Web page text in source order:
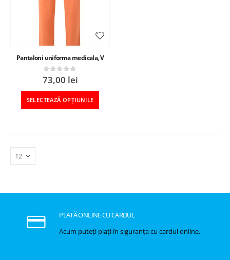
Pantaloni uniforma medicala, V
0out of 5
73,00 lei
SELECTEAZĂ OPȚIUNILE
PLATĂ ONLINE CU CARDUL
Acum puteți plați în siguranța cu cardul online.